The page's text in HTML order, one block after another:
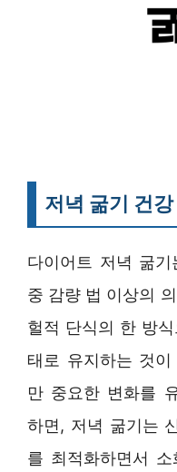
저녁 굶기 건강
다이어트 저녁 굶
중 감량 법 이상의
헐적 단식의 한 방
태로 유지하는 것
만 중요한 변화를
하면, 저녁 굶기는
를 최적화하면서